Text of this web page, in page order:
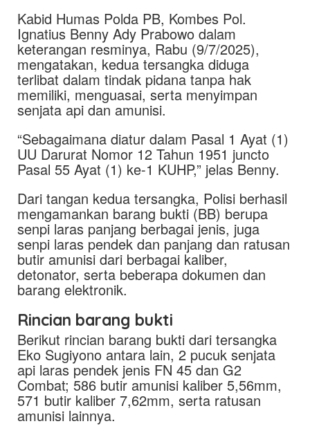
Kabid Humas Polda PB, Kombes Pol.
Ignatius Benny Ady Prabowo dalam
keterangan resminya, Rabu (9/7/2025),
mengatakan, kedua tersangka diduga
terlibat dalam tindak pidana tanpa hak
memiliki, menguasai, serta menyimpan
senjata api dan amunisi.
“Sebagaimana diatur dalam Pasal 1 Ayat (1)
UU Darurat Nomor 12 Tahun 1951 juncto
Pasal 55 Ayat (1) ke-1 KUHP,” jelas Benny.
Dari tangan kedua tersangka, Polisi berhasil
mengamankan barang bukti (BB) berupa
senpi laras panjang berbagai jenis, juga
senpi laras pendek dan panjang dan ratusan
butir amunisi dari berbagai kaliber,
detonator, serta beberapa dokumen dan
barang elektronik.
Rincian barang bukti
Berikut rincian barang bukti dari tersangka
Eko Sugiyono antara lain, 2 pucuk senjata
api laras pendek jenis FN 45 dan G2
Combat; 586 butir amunisi kaliber 5,56mm,
571 butir kaliber 7,62mm, serta ratusan
amunisi lainnya.